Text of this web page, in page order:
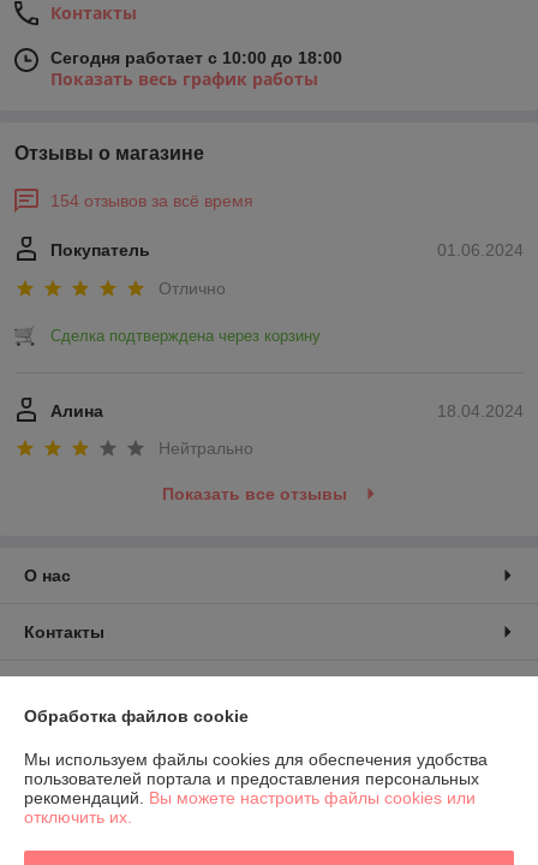
Контакты
Сегодня работает с 10:00 до 18:00
Показать весь график работы
Отзывы о магазине
154 отзывов за всё время
01.06.2024
Покупатель
Отлично
Сделка подтверждена через корзину
18.04.2024
Алина
Нейтрально
Показать все отзывы
О нас
Контакты
Полная версия сайта
Политика обработки cookies
Обработка файлов cookie
Мы используем файлы cookies для обеспечения удобства
пользователей портала и предоставления персональных
рекомендаций. Вы можете настроить файлы cookies или
отключить их.